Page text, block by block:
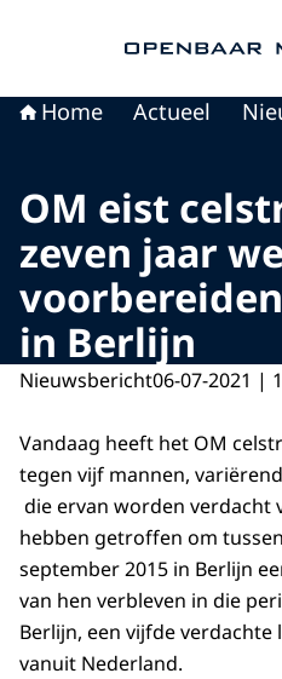
Home Actueel
OM eist
zeven jaar
in Berlijn
Nieuwsbericht06-07-2021 |
Vandaag heeft het OM
tegen vijf mannen,
die ervan worden verdacht
hebben getroffen om
september 2015 in Berlijn
van hen verbleven in die
Berlijn, een vijfde
vanuit Nederland.